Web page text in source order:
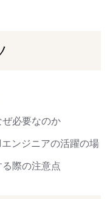
必要なのか
ンジニアの活躍の場
際の注意点